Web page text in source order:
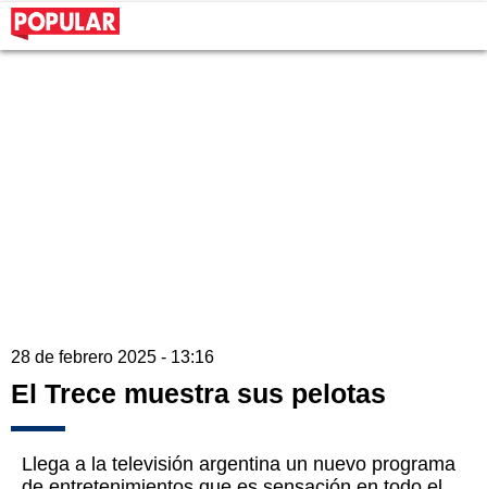
28 de febrero 2025 - 13:16
El Trece muestra sus pelotas
Llega a la televisión argentina un nuevo programa